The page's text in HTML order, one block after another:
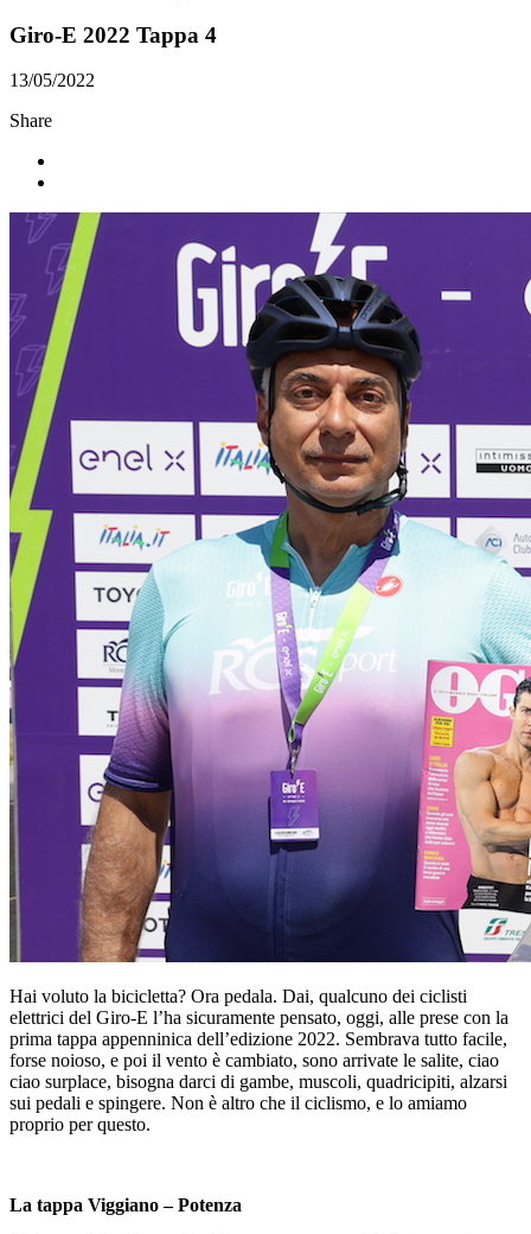
Giro-E 2022 Tappa 4
13/05/2022
Share
Hai voluto la bicicletta? Ora pedala. Dai, qualcuno dei ciclisti
elettrici del Giro-E l’ha sicuramente pensato, oggi, alle prese con la
prima tappa appenninica dell’edizione 2022. Sembrava tutto facile,
forse noioso, e poi il vento è cambiato, sono arrivate le salite, ciao
ciao surplace, bisogna darci di gambe, muscoli, quadricipiti, alzarsi
sui pedali e spingere. Non è altro che il ciclismo, e lo amiamo
proprio per questo.
La tappa Viggiano – Potenza